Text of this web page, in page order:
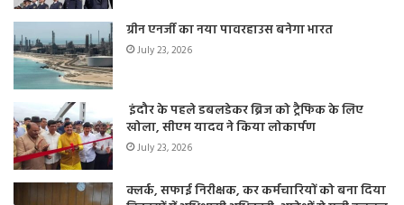
ग्रीन एनर्जी का नया पावरहाउस बनेगा भारत
July 23, 2026
इंदौर के पहले डबलडेकर ब्रिज को ट्रैफिक के लिए
खोला, सीएम यादव ने किया लोकार्पण
July 23, 2026
क्लर्क, सफाई निरीक्षक, कर कर्मचारियों को बना दिया